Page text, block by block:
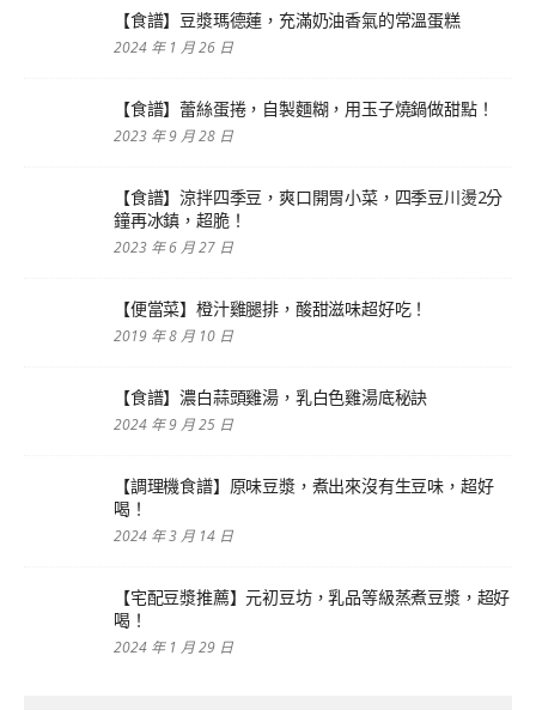
【食譜】豆漿瑪德蓮，充滿奶油香氣的常溫蛋糕
2024 年 1 月 26 日
【食譜】蕾絲蛋捲，自製麵糊，用玉子燒鍋做甜點！
2023 年 9 月 28 日
【食譜】涼拌四季豆，爽口開胃小菜，四季豆川燙2分
鐘再冰鎮，超脆！
2023 年 6 月 27 日
【便當菜】橙汁雞腿排，酸甜滋味超好吃！
2019 年 8 月 10 日
【食譜】濃白蒜頭雞湯，乳白色雞湯底秘訣
2024 年 9 月 25 日
【調理機食譜】原味豆漿，煮出來沒有生豆味，超好
喝！
2024 年 3 月 14 日
【宅配豆漿推薦】元初豆坊，乳品等級蒸煮豆漿，超好
喝！
2024 年 1 月 29 日